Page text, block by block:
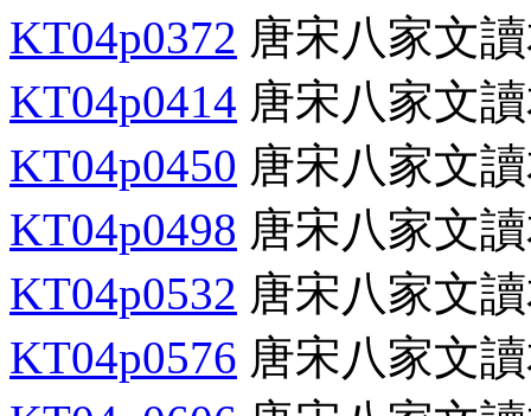
KT04p0372 唐宋八家文
KT04p0414 唐宋八家文
KT04p0450 唐宋八家文
KT04p0498 唐宋八家文
KT04p0532 唐宋八家文
KT04p0576 唐宋八家文